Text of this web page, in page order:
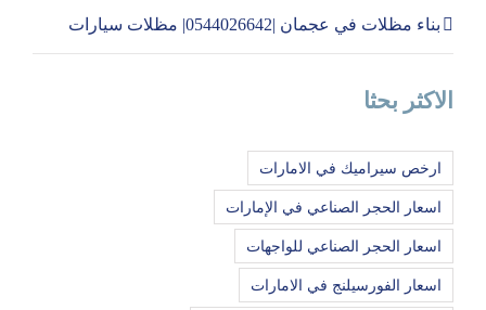
بناء مظلات في عجمان |0544026642| مظلات سيارات
الاكثر بحثا
ارخص سيراميك في الامارات
اسعار الحجر الصناعي في الإمارات
اسعار الحجر الصناعي للواجهات
اسعار الفورسيلنج في الامارات